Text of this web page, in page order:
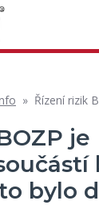
» Řízení rizik BOZP je
je
bylo